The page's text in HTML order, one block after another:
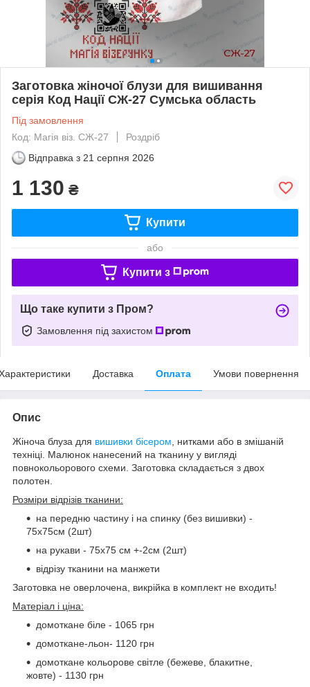
Заготовка жіночої блузи для вишивання
серія Код Нації СЖ-27 Сумська область
Під замовлення
Код: Магiя вiз. СЖ-27
Роздріб
Відправка з 21 серпня 2026
1 130 ₴
Купити
або
Купити з
Що таке купити з Пром?
Замовлення під захистом
Доставка Оплата Умови повернення
Опис
Жіноча блуза для вишивки бісером , нитками або в змішаній
техніці. Малюнок нанесений на тканину у вигляді
повнокольорового схеми. Заготовка складається з двох
полотен.
Розміри відрізів тканини:
на передню частину і на спинку (без вишивки) -
75х75см (2шт)
на рукави - 75х75 см +-2см (2шт)
відрізу тканини на манжети
Заготовка не оверлочена, викрійка в комплект не входить!
Матеріал і ціна:
домоткане біле - 1065 грн
домоткане-льон- 1120 грн
домоткане кольорове світле (бежеве, блакитне,
жовте) - 1130 грн